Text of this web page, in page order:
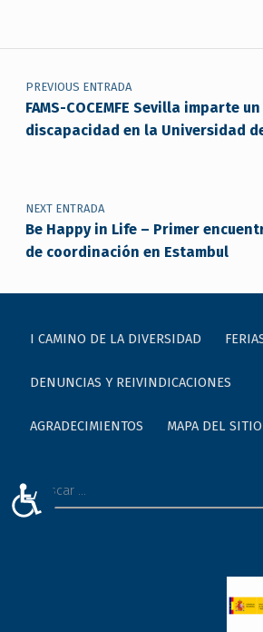
ACCESIBILIDAD
Navegación de entradas
PREVIOUS ENTRADA
FAMS-COCEMFE Sevilla imparte
discapacidad en la Universidad
NEXT ENTRADA
Be Happy in Life – Primer
de coordinación en Estambul
I CAMINO DE LA DIVERSIDAD
DENUNCIAS Y REIVINDICACIONES
AGRADECIMIENTOS MAPA DEL SITIO